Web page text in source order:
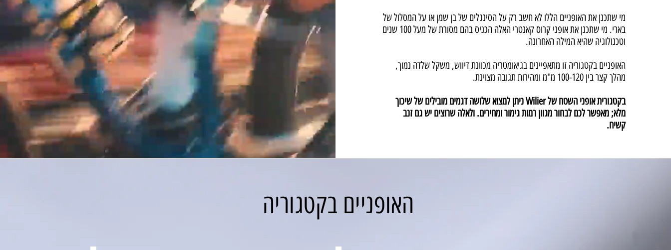
מי שתכנן את האופניים הללו לא חשב רק על הסינגלים של בן שמן או על המסלול של
בארי. מי שתכנן את אופני קרוס קאנטרי האלה הכניס בהם מסורת של מעל 100 שנים
וטכנולוגיה שהיא המילה האחרונה.
האופניים בקטגוריה זו מתאפיינים בגיאומטריה מכוונת דיווש, משקל שלדה נמוך,
מהלך קצר בין 100-120 מ"מ ומהירות תגובה מצוינת.
בקטגורית אופני השטח של Wilier ניתן למצוא שלושה דגמים מובילים של שיכוך
מלא; מאפשר לכם לבחור מגוון רמות גימור ומחירים. ולאלה שרוצים יש גם זנב
קשיח.
האופניים בקטגוריה